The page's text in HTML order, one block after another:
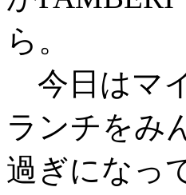
ら。
今日はマ
ランチをみ
過ぎになっ